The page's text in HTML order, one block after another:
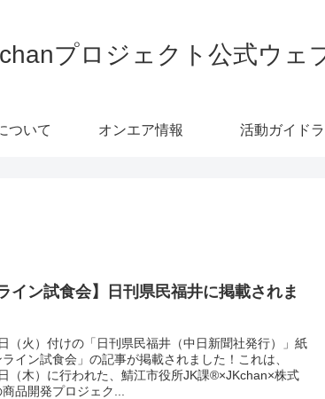
プロジェクト公式ウェ
ついて オンエア情報 活動ガイド
イン試食会】日刊県民福井に掲載されま
（火）付けの「日刊県民福井（中日新聞社発行）」紙
イン試食会」の記事が掲載されました！これは、
（木）に行われた、鯖江市役所JK課®×JKchan×株式
品開発プロジェク...